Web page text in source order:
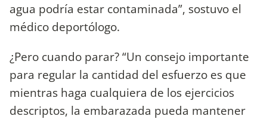
agua podría estar contaminada”, sostuvo el
médico deportólogo.
¿Pero cuando parar? “Un consejo importante
para regular la cantidad del esfuerzo es que
mientras haga cualquiera de los ejercicios
descriptos, la embarazada pueda mantener